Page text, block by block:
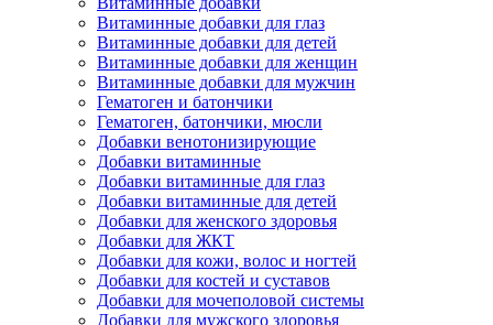
Витаминные добавки для глаз
Витаминные добавки для детей
Витаминные добавки для женщин
Витаминные добавки для мужчин
Гематоген и батончики
Гематоген, батончики, мюсли
Добавки венотонизирующие
Добавки витаминные
Добавки витаминные для глаз
Добавки витаминные для детей
Добавки для женского здоровья
Добавки для ЖКТ
Добавки для кожи, волос и ногтей
Добавки для костей и суставов
Добавки для мочеполовой системы
Добавки для мужского здоровья